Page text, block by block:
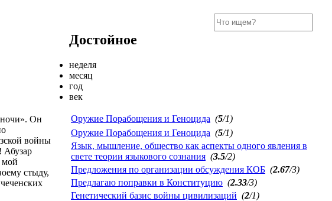
ночи». Он
войны
Абузар
мой
стыду,
Достойное
неделя
месяц
год
век
Оружие Порабощения и Геноцида (5/1)
Оружие Порабощения и Геноцида (5/1)
Язык, мышление, общество как аспекты одного явления в
свете теории языкового сознания (3.5/2)
Предложения по организации обсуждения КОБ (2.67/3)
Предлагаю поправки в Конституцию (2.33/3)
Генетический базис войны цивилизаций (2/1)